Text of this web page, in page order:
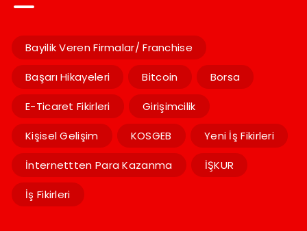
Bayilik Veren Firmalar/ Franchise
Başarı Hikayeleri Bitcoin Borsa
E-Ticaret Fikirleri Girişimcilik
Kişisel Gelişim KOSGEB Yeni İş Fikirleri
İnternettten Para Kazanma İŞKUR
İş Fikirleri